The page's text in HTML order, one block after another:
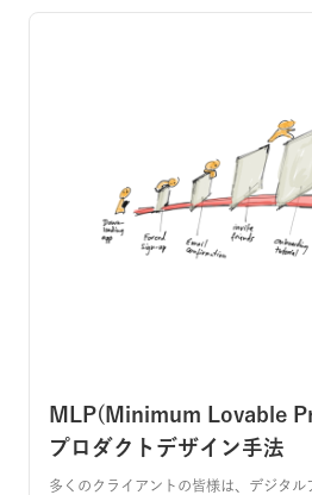
MLP(Minimum Lovable
プロダクトデザイン手法
多くのクライアントの皆様は、デジタル